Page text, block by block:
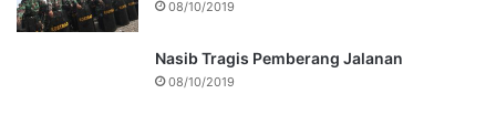
08/10/2019
Nasib Tragis Pemberang Jalanan
08/10/2019